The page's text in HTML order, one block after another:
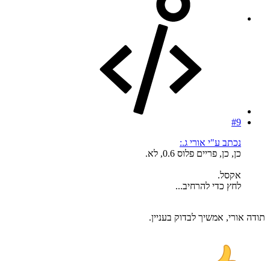
#9
נכתב ע"י אורי ג.:
כן, כן, פריים פלוס 0.6, לא.
אקסל.
לחץ כדי להרחיב...
תודה אורי, אמשיך לבדוק בעניין.